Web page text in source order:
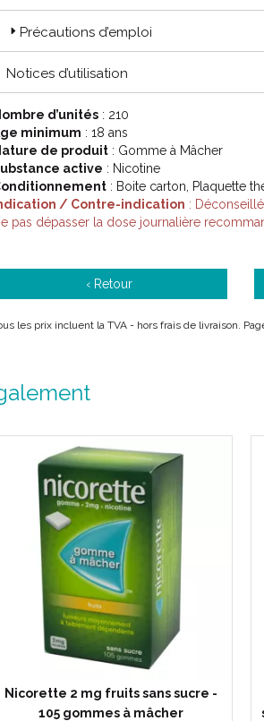
Précautions d’emploi
Notices d’utilisation
d’unités : 210
minimum : 18 ans
de produit : Gomme à Mâcher
active : Nicotine
: Boite carton, Plaquette
/ Contre-indication :
pas dépasser la dose journalière
‹ Retour
les prix incluent la TVA - hors frais de livraison.
Nicorette 2 mg fruits sans sucre -
105 gommes à mâcher